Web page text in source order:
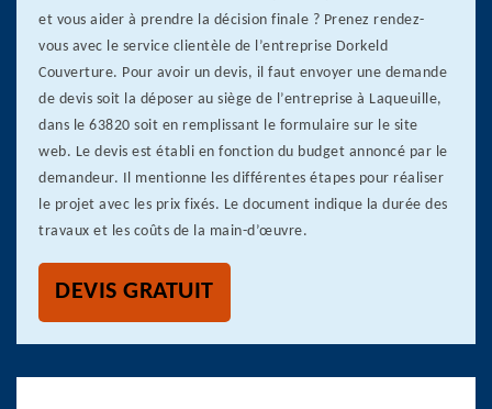
et vous aider à prendre la décision finale ? Prenez rendez-
vous avec le service clientèle de l’entreprise Dorkeld
Couverture. Pour avoir un devis, il faut envoyer une demande
de devis soit la déposer au siège de l’entreprise à Laqueuille,
dans le 63820 soit en remplissant le formulaire sur le site
web. Le devis est établi en fonction du budget annoncé par le
demandeur. Il mentionne les différentes étapes pour réaliser
le projet avec les prix fixés. Le document indique la durée des
travaux et les coûts de la main-d’œuvre.
DEVIS GRATUIT